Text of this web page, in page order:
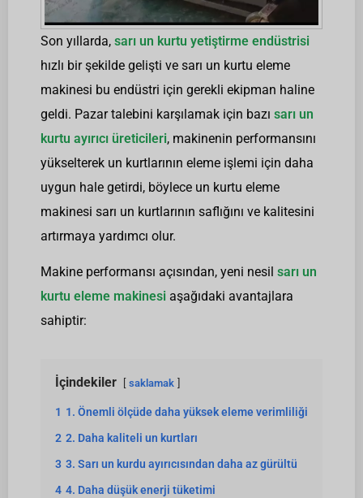
Son yıllarda, sarı un kurtu yetiştirme endüstrisi
hızlı bir şekilde gelişti ve sarı un kurtu eleme
makinesi bu endüstri için gerekli ekipman haline
geldi. Pazar talebini karşılamak için bazı sarı un
kurtu ayırıcı üreticileri, makinenin performansını
yükselterek un kurtlarının eleme işlemi için daha
uygun hale getirdi, böylece un kurtu eleme
makinesi sarı un kurtlarının saflığını ve kalitesini
artırmaya yardımcı olur.
Makine performansı açısından, yeni nesil sarı un
kurtu eleme makinesi aşağıdaki avantajlara
sahiptir:
İçindekiler saklamak
1 1. Önemli ölçüde daha yüksek eleme verimliliği
2 2. Daha kaliteli un kurtları
3 3. Sarı un kurdu ayırıcısından daha az gürültü
4 4. Daha düşük enerji tüketimi